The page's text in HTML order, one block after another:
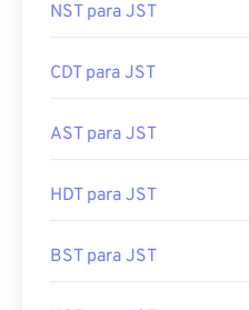
NST para JST
CDT para JST
AST para JST
HDT para JST
BST para JST